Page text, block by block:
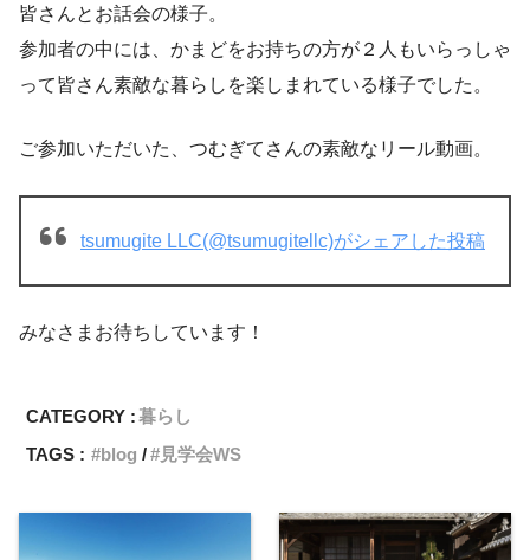
皆さんとお話会の様子。
参加者の中には、かまどをお持ちの方が２人もいらっしゃ
って皆さん素敵な暮らしを楽しまれている様子でした。
ご参加いただいた、つむぎてさんの素敵なリール動画。
tsumugite LLC(@tsumugitellc)がシェアした投稿
みなさまお待ちしています！
CATEGORY :暮らし
TAGS :
blog 見学会WS